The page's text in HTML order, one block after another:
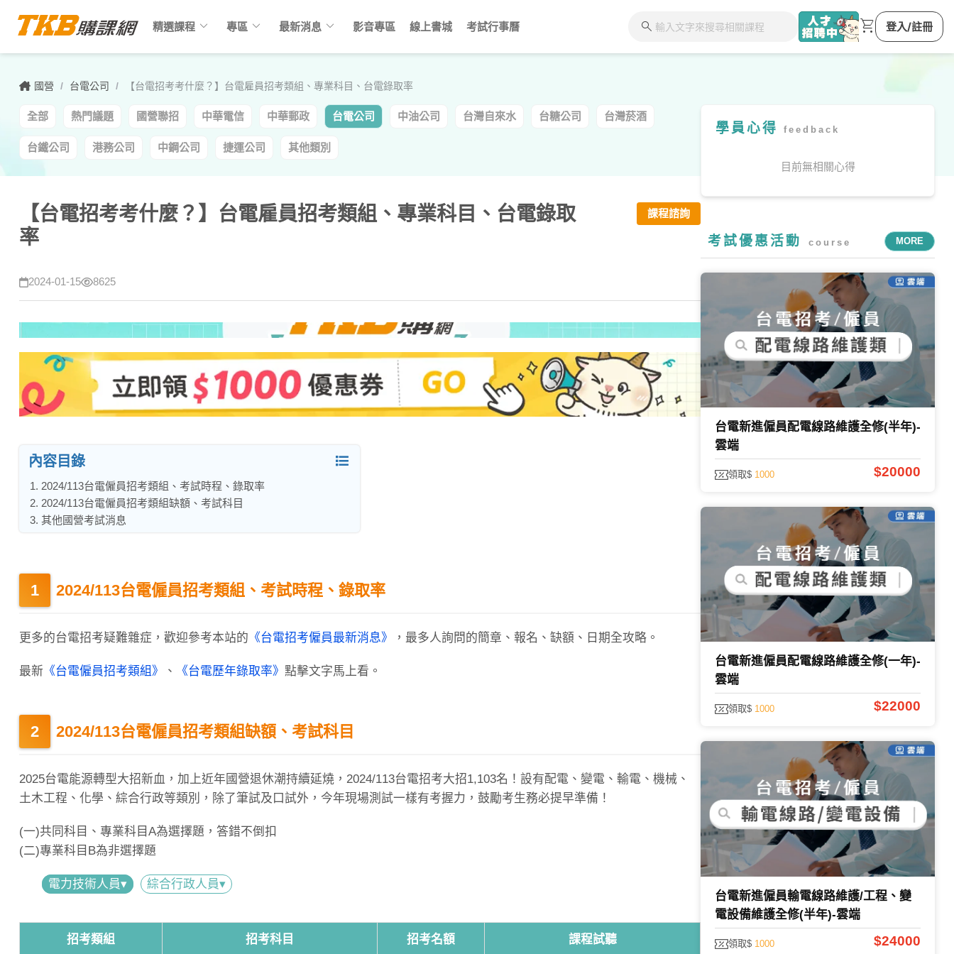
國營 / 台電公司 / 【台電招考考什麼？】台電雇員招考類組、專業科目、台電錄取率
全部 熱門議題 國營聯招 中華電信 中華郵政 台電公司 中油公司 台灣自來水 台糖公司 台灣菸酒
台鐵公司 港務公司 中鋼公司 捷運公司 其他類別
【台電招考考什麼？】台電雇員招考類組、專業科目、台電錄取
率
課程諮詢
2024-01-15 8625
內容目錄
1. 2024/113台電僱員招考類組、考試時程、錄取率
2. 2024/113台電僱員招考類組缺額、考試科目
3. 其他國營考試消息
2024/113台電僱員招考類組、考試時程、錄取率
更多的台電招考疑難雜症，歡迎參考本站的 《台電招考僱員最新消息》 ，最多人詢問的簡章、報名、缺額、日期全攻略。
最新 《台電僱員招考類組》 、 《台電歷年錄取率》 點擊文字馬上看。
2024/113台電僱員招考類組缺額、考試科目
2025台電能源轉型大招新血，加上近年國營退休潮持續延燒，2024/113台電招考大招1,103名！設有配電、變電、輸電、機械、
土木工程、化學、綜合行政等類別，除了筆試及口試外，今年現場測試一樣有考握力，鼓勵考生務必提早準備！
(一)共同科目、專業科目A為選擇題，答錯不倒扣
(二)專業科目B為非選擇題
電力技術人員▾ 綜合行政人員▾
招考類組 招考科目 招考名額 課程試聽
學員心得 feedback
目前無相關心得
考試優惠活動 course MORE
台電新進僱員配電線路維護全修(半年)-
雲端
領取$ 1000 $20000
台電新進僱員配電線路維護全修(一年)-
雲端
領取$ 1000 $22000
台電新進僱員輸電線路維護/工程、變
電設備維護全修(半年)-雲端
領取$ 1000 $24000
精選課程 keyboard_arrow_down 專區 keyboard_arrow_down 最新消息 keyboard_arrow_down 影音專區 線上書城 考試行事曆 search shopping_cart 登入/註冊